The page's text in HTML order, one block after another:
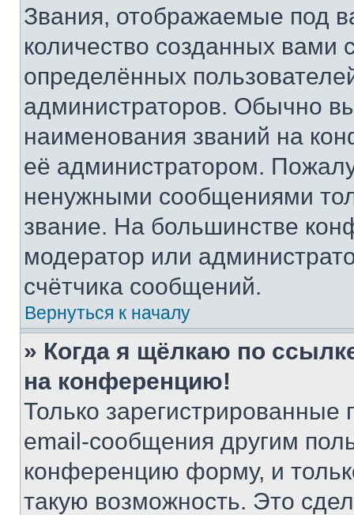
Звания, отображаемые под
количество созданных
определённых
администраторов. Обычно
наименования званий на
её администратором.
ненужными сообщениями
звание. На большинстве
модератор или
счётчика сообщений.
Вернуться к началу
» Когда я щёлкаю по
на конференцию!
Только зарегистрированные
email-сообщения другим
конференцию форму, и
такую возможность. Это